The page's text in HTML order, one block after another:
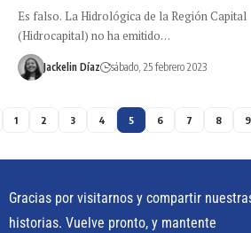
Es falso. La Hidrológica de la Región Capital
(Hidrocapital) no ha emitido…
Jackelin Díaz sábado, 25 febrero 2023
1 2 3 4 5 6 7 8 9
Gracias por visitarnos y compartir
historias. Vuelve pronto, y mantente